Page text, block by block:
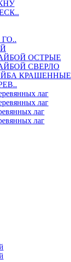
ОСТРЫЕ
СВЕРЛО
КРАШЕННЫЕ
лаг
лаг
лаг
лаг